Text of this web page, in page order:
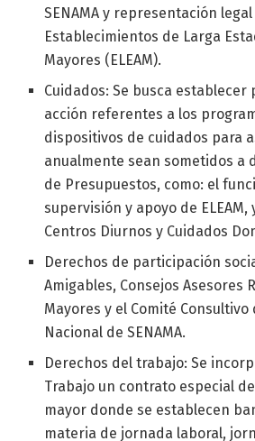
SENAMA y representación legal
Establecimientos de Larga
Mayores (ELEAM).
Cuidados: Se busca establecer
acción referentes a los
dispositivos de cuidados para
anualmente sean sometidos a
de Presupuestos, como: el
supervisión y apoyo de
Centros Diurnos y Cuidados
Derechos de participación
Amigables, Consejos Asesores
Mayores y el Comité
Nacional de SENAMA.
Derechos del trabajo: Se
Trabajo un contrato especial
mayor donde se establecen
materia de jornada laboral,